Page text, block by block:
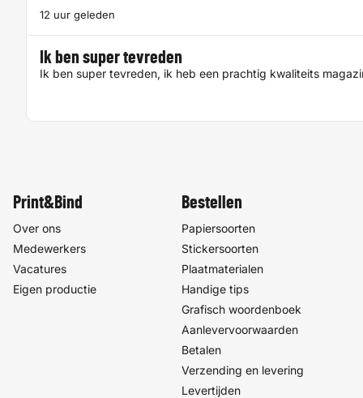
12 uur geleden
Ik ben super tevreden
Ik ben super tevreden, ik heb een prachtig kwaliteits
Print&Bind
Over ons
Medewerkers
Vacatures
Eigen productie
Bestellen
Papiersoorten
Stickersoorten
Plaatmaterialen
Handige tips
Grafisch woordenboek
Aanlevervoorwaarden
Betalen
Verzending en levering
Levertijden